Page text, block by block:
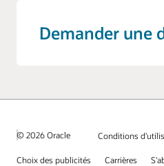
Demander une
© 2026 Oracle Conditions
Choix des publicités Carrières